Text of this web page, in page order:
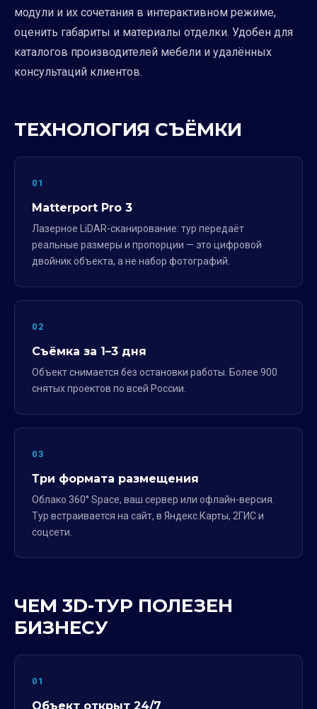
модули и их сочетания в интерактивном режиме,
оценить габариты и материалы отделки. Удобен для
каталогов производителей мебели и удалённых
консультаций клиентов.
ТЕХНОЛОГИЯ СЪЁМКИ
01
Matterport Pro 3
Лазерное LiDAR-сканирование: тур передаёт
реальные размеры и пропорции — это цифровой
двойник объекта, а не набор фотографий.
02
Съёмка за 1–3 дня
Объект снимается без остановки работы. Более 900
снятых проектов по всей России.
03
Три формата размещения
Облако 360° Space, ваш сервер или офлайн-версия.
Тур встраивается на сайт, в Яндекс.Карты, 2ГИС и
соцсети.
ЧЕМ 3D-ТУР ПОЛЕЗЕН
БИЗНЕСУ
01
Объект открыт 24/7